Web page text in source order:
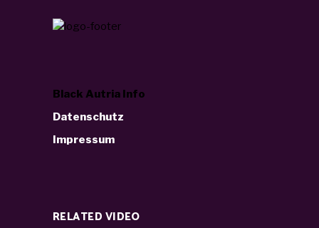
Black Autria Info
Datenschutz
Impressum
RELATED VIDEO